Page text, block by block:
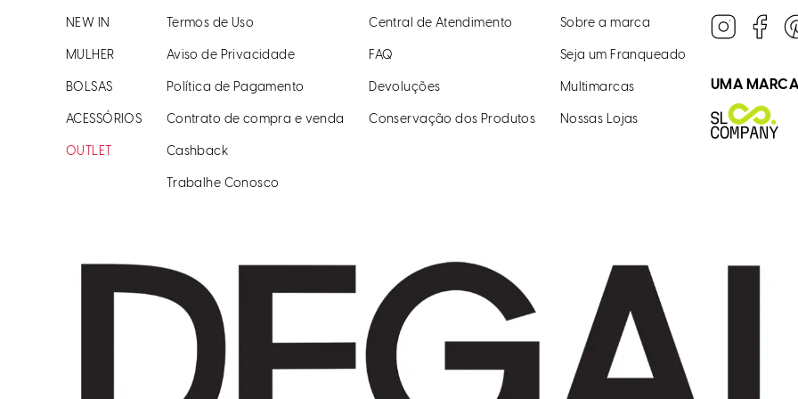
NEW IN
MULHER
BOLSAS
ACESSÓRIOS
OUTLET
Termos de Uso
Aviso de Privacidade
Política de Pagamento
Contrato de compra e venda
Cashback
Trabalhe Conosco
Central de Atendimento
FAQ
Devoluções
Conservação dos Produtos
Sobre a marca
Seja um Franqueado
Multimarcas
Nossas Lojas
UMA